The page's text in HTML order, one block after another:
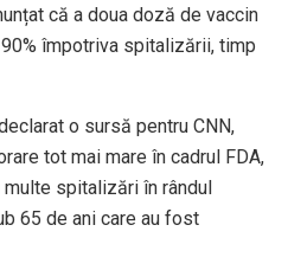
că a doua doză de vaccin
împotriva spitalizării, timp
o sursă pentru CNN,
tot mai mare în cadrul FDA,
spitalizări în rândul
65 de ani care au fost